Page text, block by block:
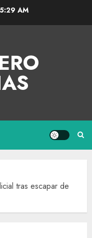
AM
tras escapar de